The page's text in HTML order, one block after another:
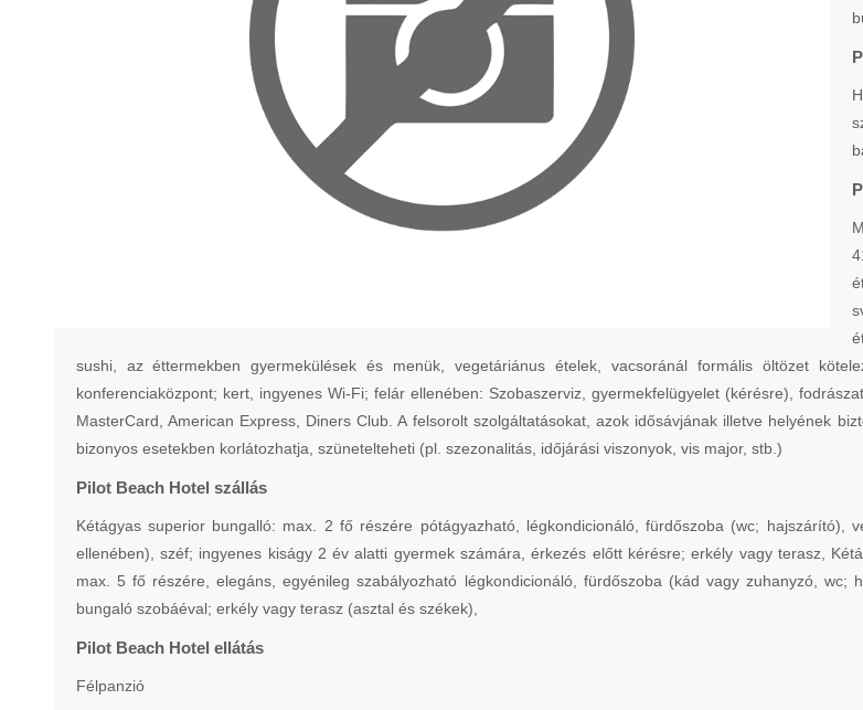
sushi, az éttermekben gyermekülések és menük, vegetáriánus ételek, vacsoránál formális öltözet
konferenciaközpont; kert, ingyenes Wi-Fi; felár ellenében: Szobaszerviz, gyermekfelügyelet (kérésre),
MasterCard, American Express, Diners Club. A felsorolt szolgáltatásokat, azok idősávjának illetve helyének
bizonyos esetekben korlátozhatja, szünetelteheti (pl. szezonalitás, időjárási viszonyok, vis major, stb.)
Pilot Beach Hotel szállás
Kétágyas superior bungalló: max. 2 fő részére pótágyazható, légkondicionáló, fürdőszoba (wc; hajszárító),
ellenében), széf; ingyenes kiságy 2 év alatti gyermek számára, érkezés előtt kérésre; erkély vagy terasz,
max. 5 fő részére, elegáns, egyénileg szabályozható légkondicionáló, fürdőszoba (kád vagy zuhanyzó,
bungaló szobáéval; erkély vagy terasz (asztal és székek),
Pilot Beach Hotel ellátás
Félpanzió